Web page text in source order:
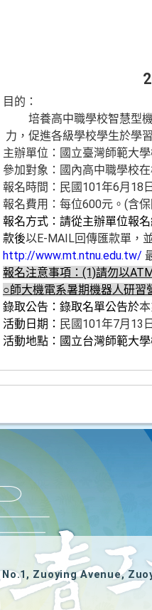
目的：
培養高中職學校智慧型機
力，促進各級學校學生於學
主辦單位：國立臺灣師範大
參加對象：國內高中職學校
報名時間：民國101年6月18
報名費用：每位600元。(含
報名方式：請從主辦單位報
款後以E-MAIL回傳匯款單，
http://www.mt.ntnu.edu.tw/
報名注意事項： (1)請勿以
○師大機電系暑期機器人研習
錄取公告：錄取名單公告於
活動日期： 民國101年7月13
活動地點：國立台灣師範大
No.1, Zuoying Avenue,